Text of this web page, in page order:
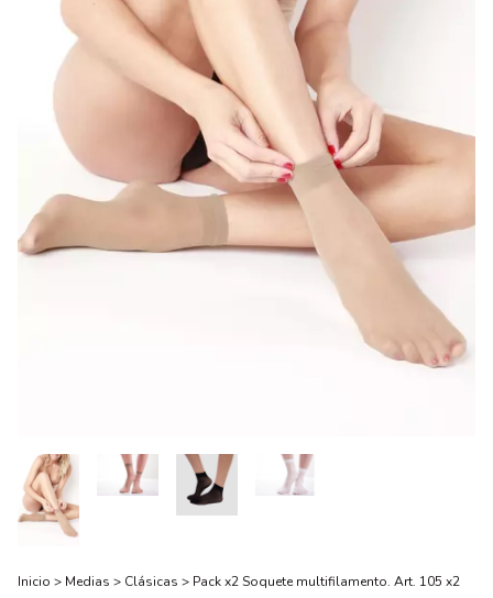
Inicio > Medias > Clásicas > Pack x2 Soquete multifilamento. Art. 105 x2